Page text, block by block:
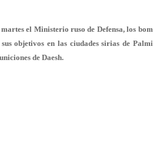
el Ministerio ruso de Defensa, los
objetivos en las ciudades sirias de
de Daesh.